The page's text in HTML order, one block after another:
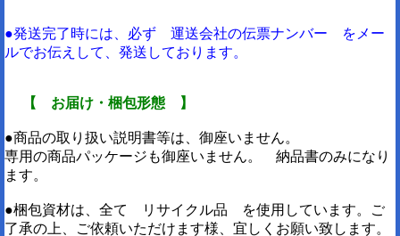
●発送完了時には、必ず 運送会社の伝票ナンバー をメー
ルでお伝えして、発送しております。
【 お届け・梱包形態 】
●商品の取り扱い説明書等は、御座いません。
専用の商品パッケージも御座いません。 納品書のみになり
ます。
●梱包資材は、全て リサイクル品 を使用しています。ご
了承の上、ご依頼いただけます様、宜しくお願い致します。